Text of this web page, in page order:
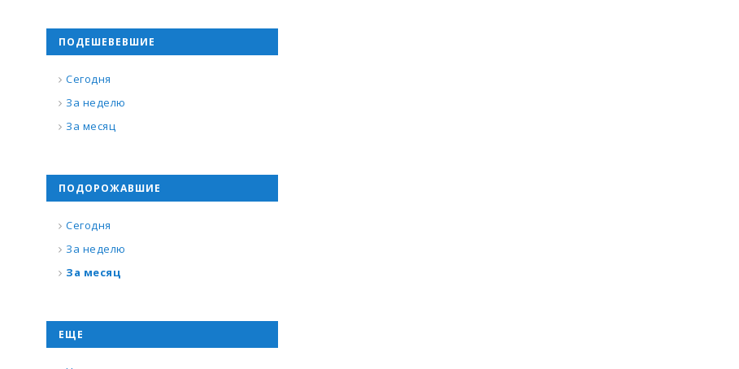
ПОДЕШЕВЕВШИЕ
Сегодня
За неделю
За месяц
ПОДОРОЖАВШИЕ
Сегодня
За неделю
За месяц
ЕЩЕ